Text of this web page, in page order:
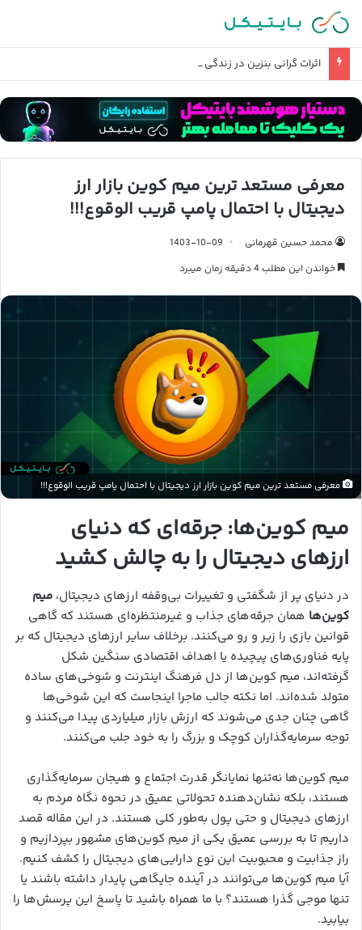
اثرات گرانی بنزین در زندگی روزمره و تورم چیست؟
معرفی مستعد ترین میم کوین بازار ارز
دیجیتال با احتمال پامپ قریب الوقوع!!!
محمد حسین قهرمانی
1403-10-09
خواندن این مطلب 4 دقیقه زمان میبرد
معرفی مستعد ترین میم کوین بازار ارز دیجیتال با احتمال پامپ قریب الوقوع!!!
میم کوین‌ها: جرقه‌ای که دنیای
ارزهای دیجیتال را به چالش کشید
در دنیای پر از شگفتی و تغییرات بی‌وقفه ارزهای دیجیتال، میم
کوین‌ها همان جرقه‌های جذاب و غیرمنتظره‌ای هستند که گاهی
قوانین بازی را زیر و رو می‌کنند. برخلاف سایر ارزهای دیجیتال که بر
پایه فناوری‌های پیچیده یا اهداف اقتصادی سنگین شکل
گرفته‌اند، میم کوین‌ها از دل فرهنگ اینترنت و شوخی‌های ساده
متولد شده‌اند. اما نکته جالب ماجرا اینجاست که این شوخی‌ها
گاهی چنان جدی می‌شوند که ارزش بازار میلیاردی پیدا می‌کنند و
توجه سرمایه‌گذاران کوچک و بزرگ را به خود جلب می‌کنند.
میم کوین‌ها نه‌تنها نمایانگر قدرت اجتماع و هیجان سرمایه‌گذاری
هستند، بلکه نشان‌دهنده تحولاتی عمیق در نحوه نگاه مردم به
ارزهای دیجیتال و حتی پول به‌طور کلی هستند. در این مقاله قصد
داریم تا به بررسی عمیق یکی از میم کوین‌های مشهور بپردازیم و
راز جذابیت و محبوبیت این نوع دارایی‌های دیجیتال را کشف کنیم.
آیا میم کوین‌ها می‌توانند در آینده جایگاهی پایدار داشته باشند یا
تنها موجی گذرا هستند؟ با ما همراه باشید تا پاسخ این پرسش‌ها را
بیابید.